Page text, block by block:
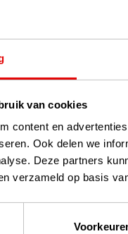
van cookies
content en
Ook delen we
Deze partners
verzameld op basis